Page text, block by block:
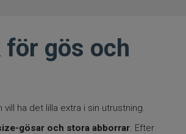
gös och
ha det lilla extra i sin utrustning.
gösar och stora abborrar. Efter